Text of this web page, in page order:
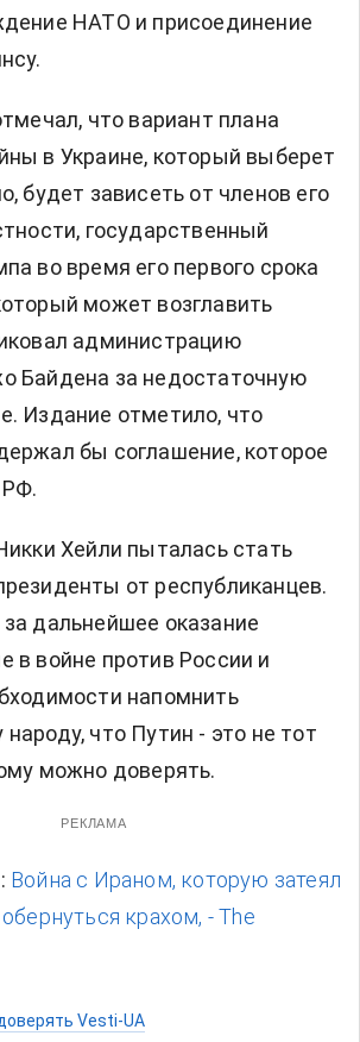
НАТО и присоединение
что вариант плана
в Украине, который выберет
будет зависеть от членов его
государственный
во время его первого срока
может возглавить
администрацию
Байдена за недостаточную
Издание отметило, что
бы соглашение, которое
РФ.
Хейли пыталась стать
от республиканцев.
дальнейшее оказание
в войне против России и
напомнить
что Путин - это не тот
можно доверять.
РЕКЛАМА
Война с Ираном, которую затеял
крахом, - The
Vesti-UA